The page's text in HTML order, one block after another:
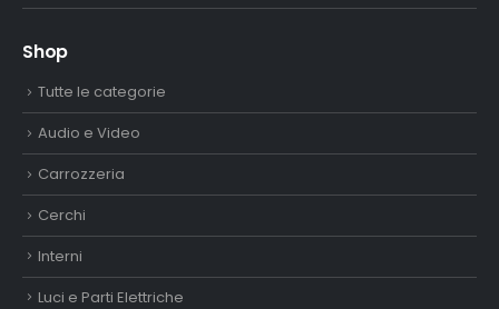
Shop
Tutte le categorie
Audio e Video
Carrozzeria
Cerchi
Interni
Luci e Parti Elettriche